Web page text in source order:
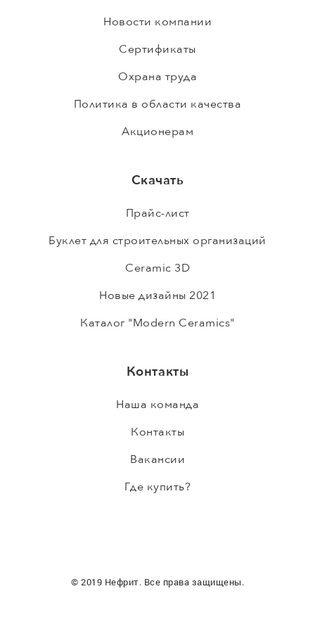
Новости компании
Сертификаты
Охрана труда
Политика в области качества
Акционерам
Скачать
Прайс-лист
Буклет для строительных организаций
Ceramic 3D
Новые дизайны 2021
Каталог "Modern Ceramics"
Контакты
Наша команда
Контакты
Вакансии
Где купить?
© 2019 Нефрит. Все права защищены.